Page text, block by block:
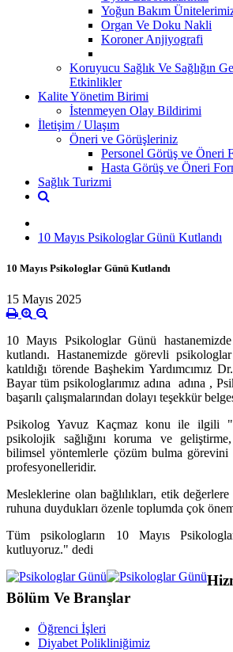
Yoğun Bakım
Organ Ve Doku Nakli
Koroner Anjiyografi
Koruyucu Sağlık Ve Sağlığın
Etkinlikler
Kalite Yönetim Birimi
İstenmeyen Olay Bildirimi
İletişim / Ulaşım
Öneri ve Görüşleriniz
Personel Görüş ve Öneri
Hasta Görüş ve Öneri
Sağlık Turizmi
10 Mayıs Psikologlar Günü Kutlandı
10 Mayıs Psikologlar Günü Kutlandı
15 Mayıs 2025
10 Mayıs Psikologlar Günü
kutlandı. Hastanemizde görevli
katıldığı törende Başhekim Yardımcımız
Bayar tüm psikologlarımız adına adına ,
başarılı çalışmalarından dolayı teşekkür
Psikolog Yavuz Kaçmaz konu ile ilgili
psikolojik sağlığını koruma ve geliştirme,
bilimsel yöntemlerle çözüm bulma görevini
profesyonelleridir.
Mesleklerine olan bağlılıkları, etik değerlere
ruhuna duydukları özenle toplumda çok
Tüm psikologların 10 Mayıs
kutluyoruz." dedi
Bölüm Ve Branşlar
Öğrenci İşleri
Diyabet Polikliniğimiz